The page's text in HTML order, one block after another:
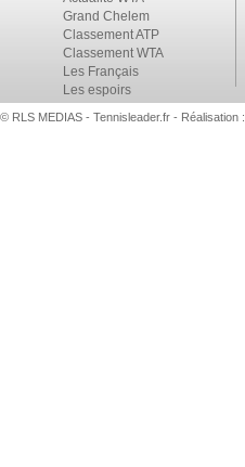
Grand Chelem
Classement ATP
Classement WTA
Les Français
Les espoirs
© RLS MEDIAS - Tennisleader.fr - Réalisation :